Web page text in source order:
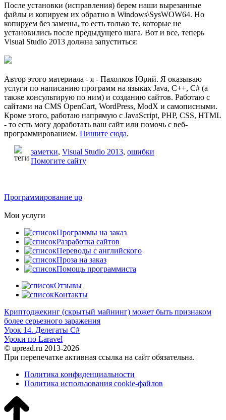
После установки (исправления) берем наши вырезанные
файлы и копируем их обратно в Windows\SysWOW64. Но
копируем без замены, то есть только те, которые не
установились после предыдущего шага. Вот и все, теперь
Visual Studio 2013 должна запуститься:
Автор этого материала - я - Пахолков Юрий. Я оказываю
услуги по написанию программ на языках Java, C++, C# (а
также консультирую по ним) и созданию сайтов. Работаю с
сайтами на CMS OpenCart, WordPress, ModX и самописными.
Кроме этого, работаю напрямую с JavaScript, PHP, CSS, HTML
- то есть могу доработать ваш сайт или помочь с веб-
программированием. Пишите сюда.
заметки, Visual Studio 2013, ошибки
Помогите сайту
Программирование up
Мои услуги
Программы на заказ
Разработка сайтов
Переводы с английского
Проза на заказ
Помощь программиста
Отзывы
Контакты
Криптоджекинг (скрытый майнинг) может быть признаком
более серьезного заражения
Урок 14. Делегаты C#
Уроки по Laravel
© upread.ru 2013-2026
При перепечатке активная ссылка на сайт обязательна.
Политика конфиденциальности
Политика использования cookie-файлов